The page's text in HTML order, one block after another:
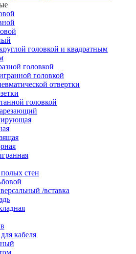
головкой и квадратным
головкой
головкой
отвертки
головкой
стен
/вставка
кабеля